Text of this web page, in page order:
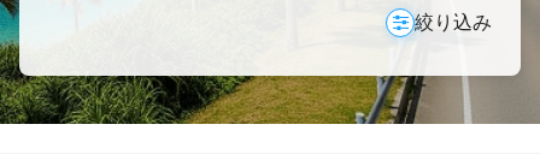
絞り込み